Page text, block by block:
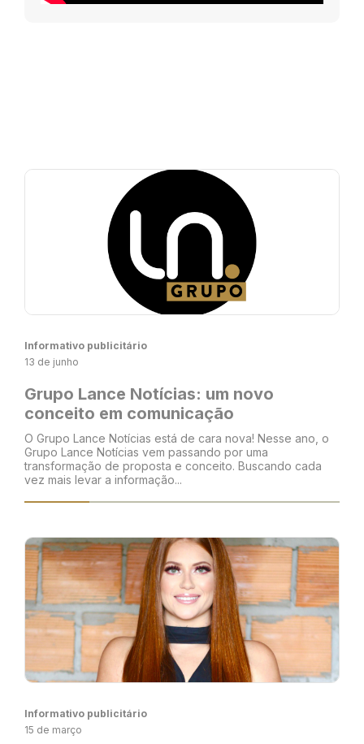
Informativo publicitário
13 de junho
Grupo Lance Notícias: um novo
conceito em comunicação
O Grupo Lance Notícias está de cara nova! Nesse ano, o
Grupo Lance Notícias vem passando por uma
transformação de proposta e conceito. Buscando cada
vez mais levar a informação...
Informativo publicitário
15 de março